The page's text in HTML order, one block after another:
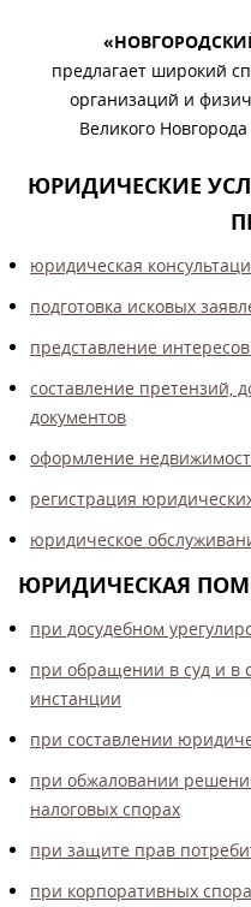
предлагает широкий
организаций и
Великого
ЮРИДИЧЕСКИЕ
юридическая
подготовка исковых
представление
составление претензий,
документов
оформление
регистрация
юридическое
ЮРИДИЧЕСКАЯ
при досудебном
при обращении в суд и в
инстанции
при составлении
при обжаловании
налоговых спорах
при защите прав
при корпоративных